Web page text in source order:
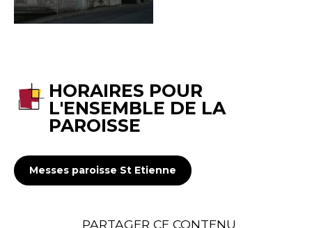
HORAIRES POUR
L'ENSEMBLE DE LA
PAROISSE
Messes paroisse St Etienne
PARTAGER CE CONTENU